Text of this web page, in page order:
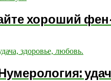
хороший